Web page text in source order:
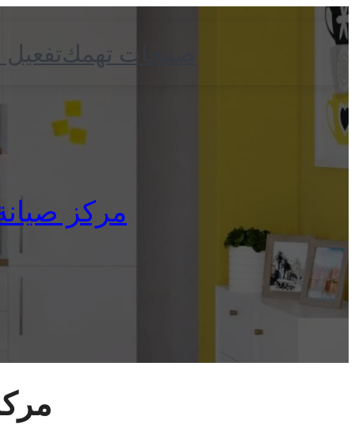
صفحات تهمك
مركز صيانة